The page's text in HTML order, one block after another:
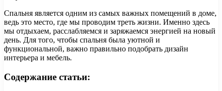
Спальня является одним из самых важных помещений в доме,
ведь это место, где мы проводим треть жизни. Именно здесь
мы отдыхаем, расслабляемся и заряжаемся энергией на новый
день. Для того, чтобы спальня была уютной и
функциональной, важно правильно подобрать дизайн
интерьера и мебель.
Содержание статьи: